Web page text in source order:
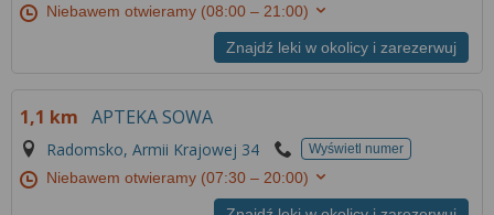
Niebawem otwieramy (08:00 – 21:00)
Znajdź leki w okolicy i zarezerwuj
1,1 km APTEKA SOWA
Radomsko, Armii Krajowej 34 Wyświetl numer
Niebawem otwieramy (07:30 – 20:00)